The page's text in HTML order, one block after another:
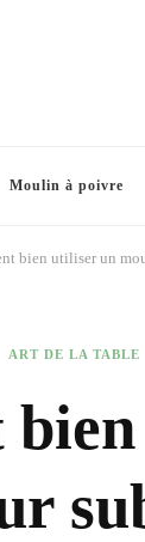
Moulin à poivre
bien utiliser un
ART DE LA TABLE